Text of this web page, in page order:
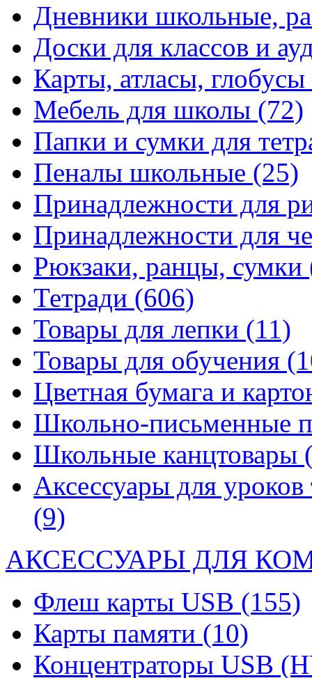
Дневники школьные,
Доски для классов и
Карты, атласы, глобусы
Мебель для школы (72)
Папки и сумки для
Пеналы школьные (25)
Принадлежности для
Принадлежности для
Рюкзаки, ранцы, сумки
Тетради (606)
Товары для лепки (11)
Товары для обучения
Цветная бумага и
Школьно-письменные
Школьные канцтовары
Аксессуары для уроков
(9)
АКСЕССУАРЫ ДЛЯ
Флеш карты USB (155)
Карты памяти (10)
Концентраторы USB